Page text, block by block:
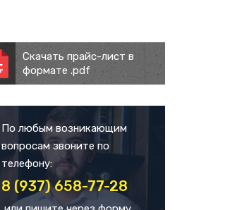
Скачать прайс-лист в
формате .pdf
По любым возникающим
вопросам звоните по
телефону:
8 (937) 658-77-28